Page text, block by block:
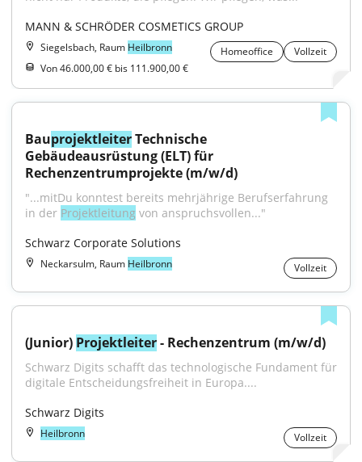
MANN & SCHRÖDER COSMETICS GROUP
Siegelsbach, Raum Heilbronn Homeoffice
Vollzeit
Von 46.000,00 € bis 111.900,00 €
Bauprojektleiter Technische
Gebäudeausrüstung (ELT) für
Rechenzentrumprojekte (m/w/d)
"...mitDu konntest bereits mehrjährige Berufserfahrung
in der Projektleitung von anspruchsvollen..."
Schwarz Corporate Solutions
Neckarsulm, Raum Heilbronn Vollzeit
(Junior) Projektleiter - Rechenzentrum (m/w/d)
Schwarz Digits schafft das technologische Fundament für
digitale Entscheidungsfreiheit in Europa....
Schwarz Digits
Heilbronn Vollzeit